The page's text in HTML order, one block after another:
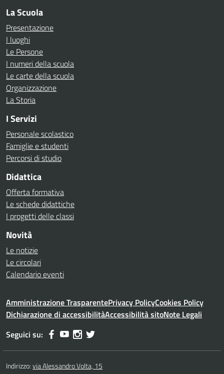
La Scuola
Presentazione
I luoghi
Le Persone
I numeri della scuola
Le carte della scuola
Organizzazione
La Storia
I Servizi
Personale scolastico
Famiglie e studenti
Percorsi di studio
Didattica
Offerta formativa
Le schede didattiche
I progetti delle classi
Novità
Le notizie
Le circolari
Calendario eventi
Amministrazione TrasparentePrivacy PolicyCookies Policy
Dichiarazione di accessibilitàAccessibilità sitoNote Legali
Seguici su:
Indirizzo:via Alessandro Volta, 15